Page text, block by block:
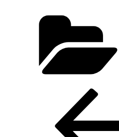
Beitragsnavigation